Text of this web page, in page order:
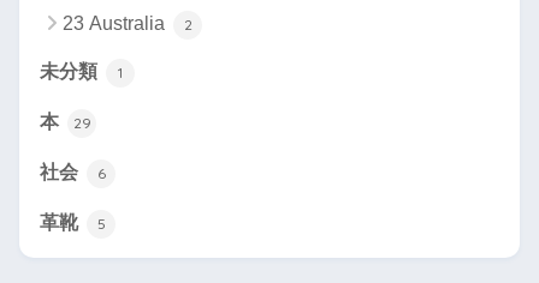
23 Australia 2
未分類 1
本 29
社会 6
革靴 5